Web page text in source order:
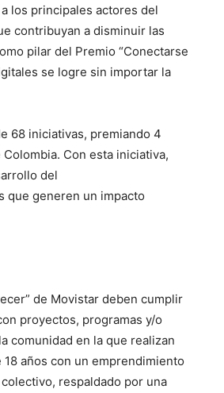
los principales actores del
contribuyan a disminuir las
pilar del Premio “Conectarse
se logre sin importar la
68 iniciativas, premiando 4
Con esta iniciativa,
del
que generen un impacto
de Movistar deben cumplir
proyectos, programas y/o
comunidad en la que realizan
años con un emprendimiento
respaldado por una